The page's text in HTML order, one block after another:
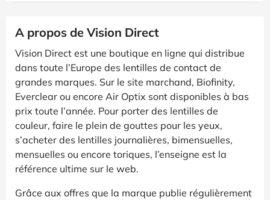
A propos de Vision Direct
Vision Direct est une boutique en ligne qui distribue
dans toute l’Europe des lentilles de contact de
grandes marques. Sur le site marchand, Biofinity,
Everclear ou encore Air Optix sont disponibles à bas
prix toute l’année. Pour porter des lentilles de
couleur, faire le plein de gouttes pour les yeux,
s’acheter des lentilles journalières, bimensuelles,
mensuelles ou encore toriques, l’enseigne est la
référence ultime sur le web.
Grâce aux offres que la marque publie régulièrement